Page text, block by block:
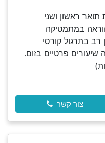
ראשון ושני
במתמטיקה
רב בתרגול קורסי
פרטיים בזום.
צור קשר